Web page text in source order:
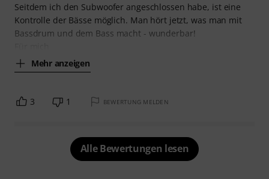
Seitdem ich den Subwoofer angeschlossen habe, ist eine
Kontrolle der Bässe möglich. Man hört jetzt, was man mit
Bassdrum und dem Bass macht - wunderbar!
Mehr anzeigen
3 1 BEWERTUNG MELDEN
Alle Bewertungen lesen